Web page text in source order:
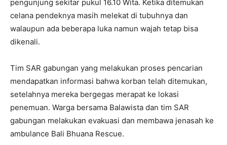
pengunjung sekitar pukul 16.10 Wita. Ketika ditemukan
celana pendeknya masih melekat di tubuhnya dan
walaupun ada beberapa luka namun wajah tetap bisa
dikenali.
Tim SAR gabungan yang melakukan proses pencarian
mendapatkan informasi bahwa korban telah ditemukan,
setelahnya mereka bergegas merapat ke lokasi
penemuan. Warga bersama Balawista dan tim SAR
gabungan melakukan evakuasi dan membawa jenasah ke
ambulance Bali Bhuana Rescue.